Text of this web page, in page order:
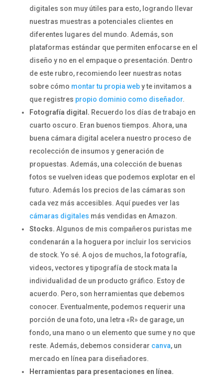
digitales son muy útiles para esto, logrando llevar
nuestras muestras a potenciales clientes en
diferentes lugares del mundo. Además, son
plataformas estándar que permiten enfocarse en el
diseño y no en el empaque o presentación. Dentro
de este rubro, recomiendo leer nuestras notas
sobre cómo montar tu propia weby te invitamos a
que registres propio dominio como diseñador.
Fotografía digital. Recuerdo los días de trabajo en
cuarto oscuro. Eran buenos tiempos. Ahora, una
buena cámara digital acelera nuestro proceso de
recolección de insumos y generación de
propuestas. Además, una colección de buenas
fotos se vuelven ideas que podemos explotar en el
futuro. Además los precios de las cámaras son
cada vez más accesibles. Aquí puedes ver las
cámaras digitales más vendidas en Amazon.
Stocks. Algunos de mis compañeros puristas me
condenarán a la hoguera por incluir los servicios
de stock. Yo sé. A ojos de muchos, la fotografía,
videos, vectores y tipografía de stock mata la
individualidad de un producto gráfico. Estoy de
acuerdo. Pero, son herramientas que debemos
conocer. Eventualmente, podemos requerir una
porción de una foto, una letra «R» de garage, un
fondo, una mano o un elemento que sume y no que
reste. Además, debemos considerar canva, un
mercado en línea para diseñadores.
Herramientas para presentaciones en línea.